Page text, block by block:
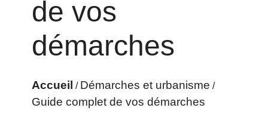
de vos
démarches
Accueil / Démarches et urbanisme /
Guide complet de vos démarches